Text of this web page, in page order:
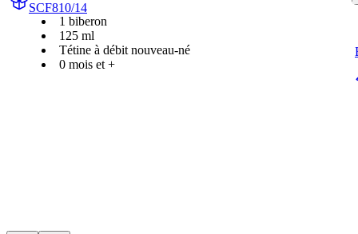
SCF810/14
1 biberon
125 ml
Tétine à débit nouveau-né
0 mois et +